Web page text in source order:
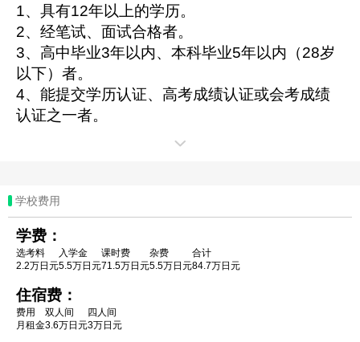
设了：本科/大学院进学班（TOP30大学）、本科/大学院精英
班（TOP100大学）、一般升学课程。保录班与精英班是全日
制的授课。
学校的任课老师，区别于一般私塾（讲师大都是名校的在校
生），太阳树的日语教学是全日本人教师，文化课辅导团队
是70%日本人教师、30%名校毕业的中国人教师，在学习文
化课的同时，可以提升日语。
远的地方 。更利于学生在安静的环境中学习。而且下北泽是
日本年轻人最喜欢去的地方排行榜中的第5位，乘坐急行电
车，到新宿8分钟，到涩谷5分钟；周边学校、商铺、医院林
立，文化氛围好，生活便利
小田急线/京王井之头线【下北泽站】北口歩行3分钟
1、具有12年以上的学历。
2、经笔试、面试合格者。
3、高中毕业3年以内、本科毕业5年以内（28岁
以下）者。
4、能提交学历认证、高考成绩认证或会考成绩
认证之一者。
学校费用
学费：
选考料 入学金 课时费 杂费
合计
2.2万日元5.5万日元71.5万日元5.5万日元84.7万日元
住宿费：
费用 双人间
四人间
月租金3.6万日元3万日元